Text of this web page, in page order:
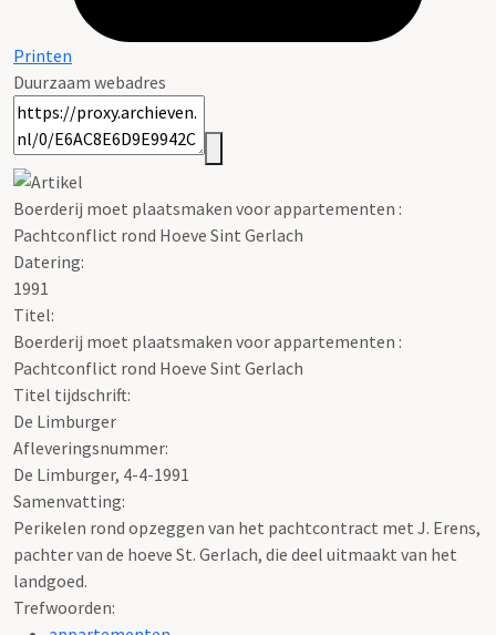
Printen
Duurzaam webadres
Boerderij moet plaatsmaken voor appartementen :
Pachtconflict rond Hoeve Sint Gerlach
Datering:
1991
Titel:
Boerderij moet plaatsmaken voor appartementen :
Pachtconflict rond Hoeve Sint Gerlach
Titel tijdschrift:
De Limburger
Afleveringsnummer:
De Limburger, 4-4-1991
Samenvatting:
Perikelen rond opzeggen van het pachtcontract met J. Erens,
pachter van de hoeve St. Gerlach, die deel uitmaakt van het
landgoed.
Trefwoorden: